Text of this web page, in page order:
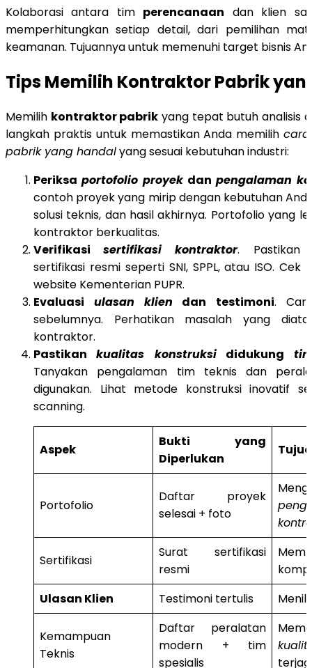
Kolaborasi antara tim perencanaan dan klien
memperhitungkan setiap detail, dari pemilihan
keamanan. Tujuannya untuk memenuhi target bisnis
Tips Memilih Kontraktor Pabrik
Memilih kontraktor pabrik yang tepat butuh analisis
langkah praktis untuk memastikan Anda memilih
pabrik yang handalyang sesuai kebutuhan industri:
Periksa portofolio proyekdan pengalaman
contoh proyek yang mirip dengan kebutuhan
solusi teknis, dan hasil akhirnya. Portofolio yang
kontraktor berkualitas.
Verifikasisertifikasi kontraktor. Pastikan
sertifikasi resmi seperti SNI, SPPL, atau ISO. Cek
website Kementerian PUPR.
Evaluasi ulasan klien dan testimoni.
sebelumnya. Perhatikan masalah yang
kontraktor.
Pastikankualitas konstruksididukung
Tanyakan pengalaman tim teknis dan
digunakan. Lihat metode konstruksi inovatif
scanning.
Aspek
Bukti yang
Diperlukan
Portofolio
Daftar proyek
selesai + foto
Sertifikasi
Surat sertifikasi
resmi
Ulasan Klien
Testimoni tertulis
Kemampuan
Teknis
Daftar peralatan
modern + tim
spesialis